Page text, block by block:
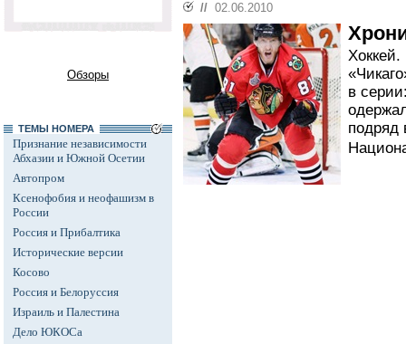
Обзоры
ТЕМЫ НОМЕРА
Признание независимости
Абхазии и Южной Осетии
Автопром
Ксенофобия и неофашизм в
России
Россия и Прибалтика
Исторические версии
Косово
Россия и Белоруссия
Израиль и Палестина
Дело ЮКОСа
// 02.06.2010
в